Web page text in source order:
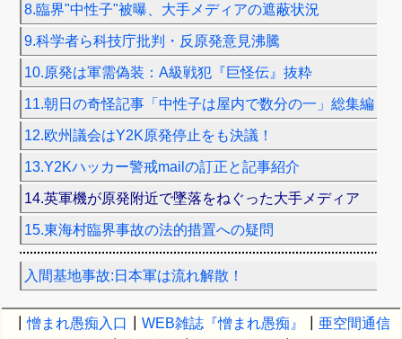
8.臨界"中性子"被曝、大手メディアの遮蔽状況
9.科学者ら科技庁批判・反原発意見沸騰
10.原発は軍需偽装：A級戦犯『巨怪伝』抜粋
11.朝日の奇怪記事「中性子は屋内で数分の一」総集編
12.欧州議会はY2K原発停止をも決議！
13.Y2Kハッカー警戒mailの訂正と記事紹介
14.英軍機が原発附近で墜落をねぐった大手メディア
15.東海村臨界事故の法的措置への疑問
入間基地事故:日本軍は流れ解散！
┃憎まれ愚痴入口 WEB雑誌『憎まれ愚痴』
亜空間通信